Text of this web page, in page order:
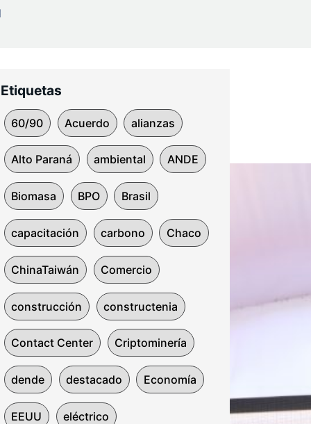
Etiquetas
60/90 Acuerdo alianzas
Alto Paraná ambiental ANDE
Biomasa BPO Brasil
capacitación carbono Chaco
ChinaTaiwán Comercio
construcción constructenia
Contact Center Criptominería
dende destacado Economía
EEUU eléctrico